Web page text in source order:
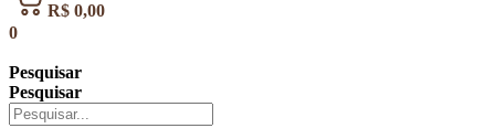
0
R$ 0,00
Pesquisar
Pesquisar